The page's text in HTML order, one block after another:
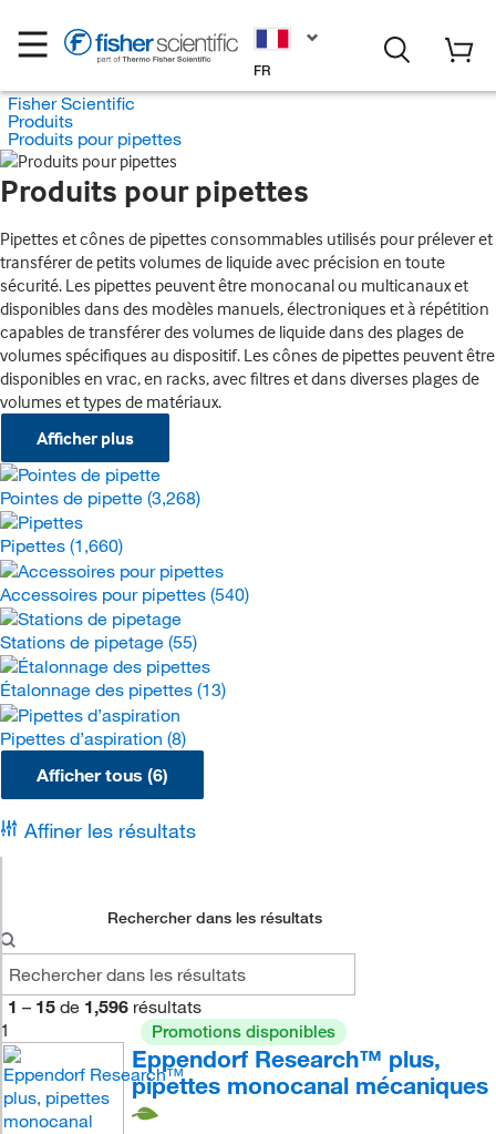
FR
Fisher Scientific
Produits
Produits pour pipettes
Produits pour pipettes
Pipettes et cônes de pipettes consommables utilisés pour prélever et
transférer de petits volumes de liquide avec précision en toute
sécurité. Les pipettes peuvent être monocanal ou multicanaux et
disponibles dans des modèles manuels, électroniques et à répétition
capables de transférer des volumes de liquide dans des plages de
volumes spécifiques au dispositif. Les cônes de pipettes peuvent être
disponibles en vrac, en racks, avec filtres et dans diverses plages de
volumes et types de matériaux.
Afficher plus
Pointes de pipette (3,268)
Pipettes (1,660)
Accessoires pour pipettes (540)
Stations de pipetage (55)
Étalonnage des pipettes (13)
Pipettes d’aspiration (8)
Afficher tous (6)
Affiner les résultats
Rechercher dans les résultats
1 – 15 de 1,596 résultats
1
Promotions disponibles
Eppendorf Research™ plus,
pipettes monocanal mécaniques